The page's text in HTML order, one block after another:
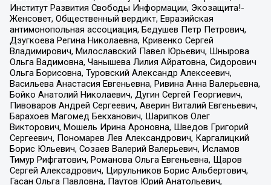
Институт Развития Свободы Информации, Экозащита!-
Женсовет, Общественный вердикт, Евразийская
антимонопольная ассоциация, Бедушев Петр Петрович,
Дзугкоева Регина Николаевна, Кривенко Сергей
Владимирович, Милославский Павел Юрьевич, Шнырова
Ольга Вадимовна, Чанышева Лилия Айратовна, Сидорович
Ольга Борисовна, Туровский Александр Алексеевич,
Васильева Анастасия Евгеньевна, Ривина Анна Валерьевна,
Бойко Анатолий Николаевич, Дугин Сергей Георгиевич,
Пивоваров Андрей Сергеевич, Аверин Виталий Евгеньевич,
Барахоев Магомед Бекханович, Шарипков Олег
Викторович, Мошель Ирина Ароновна, Шведов Григорий
Сергеевич, Пономарев Лев Александрович, Каргалицкий
Борис Юльевич, Созаев Валерий Валерьевич, Исламов
Тимур Рифгатович, Романова Ольга Евгеньевна, Щаров
Сергей Алексадрович, Цирульников Борис Альбертович,
Гасан Ольга Павловна, Паутов Юрий Анатольевич,